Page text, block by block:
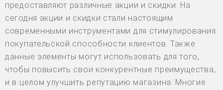
предоставляют различные акции и скидки. На
сегодня акции и скидки стали настоящим
современными инструментами для стимулирования
покупательской способности клиентов. Также
данные элементы могут использовать для того,
чтобы повысить свои конкурентные преимущества,
и в целом улучшить репутацию магазина. Многие